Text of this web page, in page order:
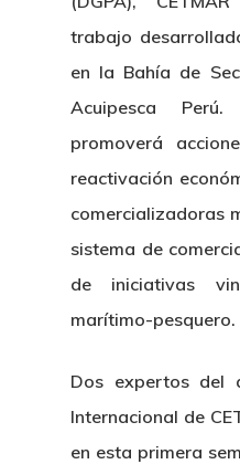
trabajo
en la Bahía de
Acuipesca
promoverá
reactivación
comercializadoras
sistema de
de iniciativas
marítimo-pesquero.
Dos expertos del
Internacional de
en esta primera